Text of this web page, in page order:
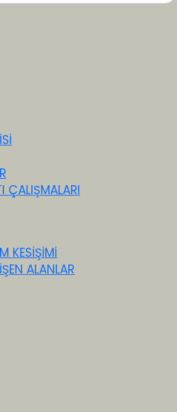
ÇALIŞMALARI
KESİŞİMİ
ALANLAR